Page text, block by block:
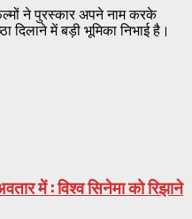
ने पुरस्कार अपने नाम करके
दिलाने में बड़ी भूमिका निभाई है।
में : विश्व सिनेमा को रिझाने